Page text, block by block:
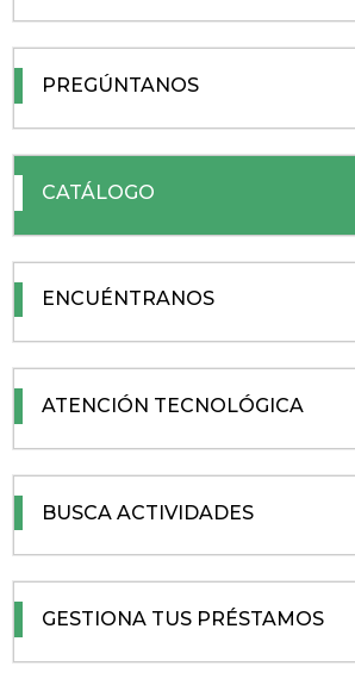
PREGÚNTANOS
CATÁLOGO
ENCUÉNTRANOS
ATENCIÓN TECNOLÓGICA
BUSCA ACTIVIDADES
GESTIONA TUS PRÉSTAMOS